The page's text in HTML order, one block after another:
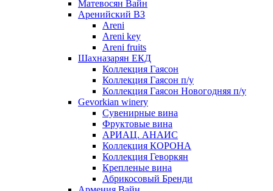
Матевосян Вайн
Аренийский ВЗ
Areni
Areni key
Areni fruits
Шахназарян ЕКД
Коллекция Гаясон
Коллекция Гаясон п/у
Коллекция Гаясон Новогодняя п/у
Gevorkian winery
Сувенирные вина
Фруктовые вина
АРИАЦ. АНАИС
Коллекция КОРОНА
Коллекция Геворкян
Крепленые вина
Абрикосовый Бренди